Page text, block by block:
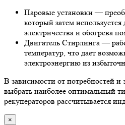
Паровые установки —
который затем
электричества и обогрева
Двигатель Стирлинга —
температур, что дает
электроэнергию из
В зависимости от потребностей и
выбрать наиболее оптимальный
рекуператоров рассчитывается
×